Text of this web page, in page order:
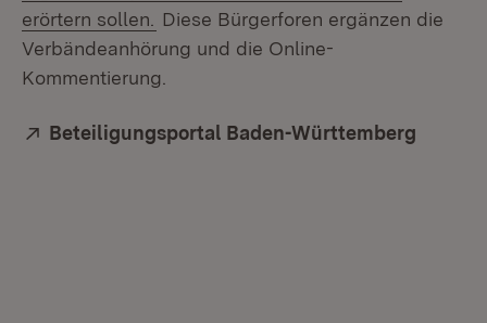
erörtern sollen.
Diese Bürgerforen ergänzen die
Verbändeanhörung und die Online-
Kommentierung.
Extern:
Beteiligungsportal Baden-Württemberg